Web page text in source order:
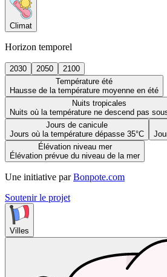
Climat
Horizon temporel
2030 2050
2100
Température été
Hausse de la température moyenne en été
Nuits tropicales
Nuits où la température ne descend pas
Jours de canicule
Jours où la température dépasse 35°C
Élévation niveau mer
Élévation prévue du niveau de la mer
Une initiative par Bonpote.com
Soutenir le projet
Villes